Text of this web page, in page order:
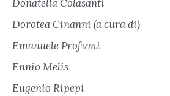
Donatella Colasanti
Dorotea Cinanni (a cura di)
Emanuele Profumi
Ennio Melis
Eugenio Ripepi